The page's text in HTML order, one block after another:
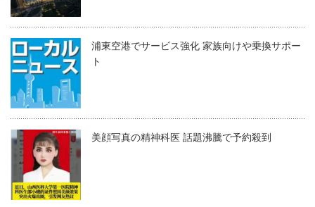
浦東空港でサービス強化 家族向けや乗換サポー
ト
美顔写真の精神科医 話題沸騰で予約殺到